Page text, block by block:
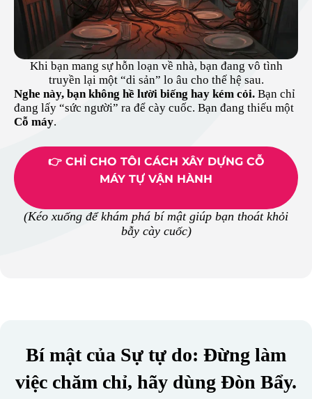
Khi bạn mang sự hỗn loạn về nhà, bạn đang vô tình
truyền lại một “di sản” lo âu cho thế hệ sau.
Nghe này, bạn không hề lười biếng hay kém cỏi. Bạn chỉ
đang lấy “sức người” ra để cày cuốc. Bạn đang thiếu một
Cỗ máy.
👉 CHỈ CHO TÔI CÁCH XÂY DỰNG CỖ
MÁY TỰ VẬN HÀNH
(Kéo xuống để khám phá bí mật giúp bạn thoát khỏi
bẫy cày cuốc)
Bí mật của Sự tự do: Đừng làm
việc chăm chỉ, hãy dùng Đòn Bẩy.